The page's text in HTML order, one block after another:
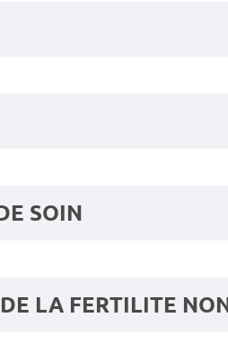
SOIN
LA FERTILITE